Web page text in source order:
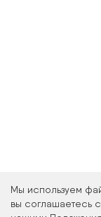
Мы используем
вы соглашаетесь